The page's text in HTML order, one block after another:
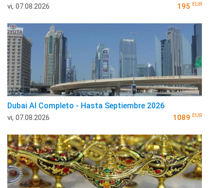
vi, 07.08.2026 195 EUR
Dubai Al Completo - Hasta Septiembre 2026
vi, 07.08.2026 1089 EUR